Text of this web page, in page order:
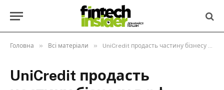
Головна » Всі матеріали » UniCredit продасть частину бізнесу в рф інвестору з ОАЕ
UniCredit продасть